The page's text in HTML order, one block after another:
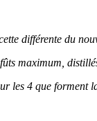
différente du
maximum,
les 4 que forment